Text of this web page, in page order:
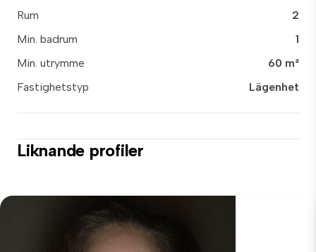
Rum
2
Min. badrum
1
Min. utrymme
60 m²
Fastighetstyp
Lägenhet
Liknande profiler